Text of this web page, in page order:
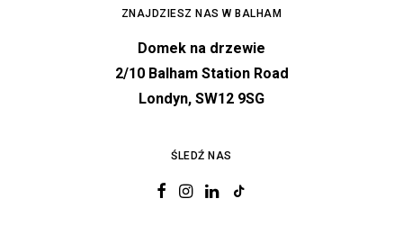
ZNAJDZIESZ NAS W BALHAM
Domek na drzewie
2/10 Balham Station Road
Londyn, SW12 9SG
ŚLEDŹ NAS